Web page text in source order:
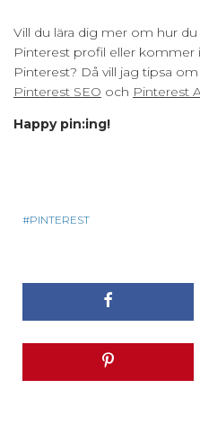
Vill du lära dig mer om hur
Pinterest profil eller
Pinterest? Då vill jag tipsa
Pinterest SEO och Pinterest
Happy pin:ing!
PINTEREST